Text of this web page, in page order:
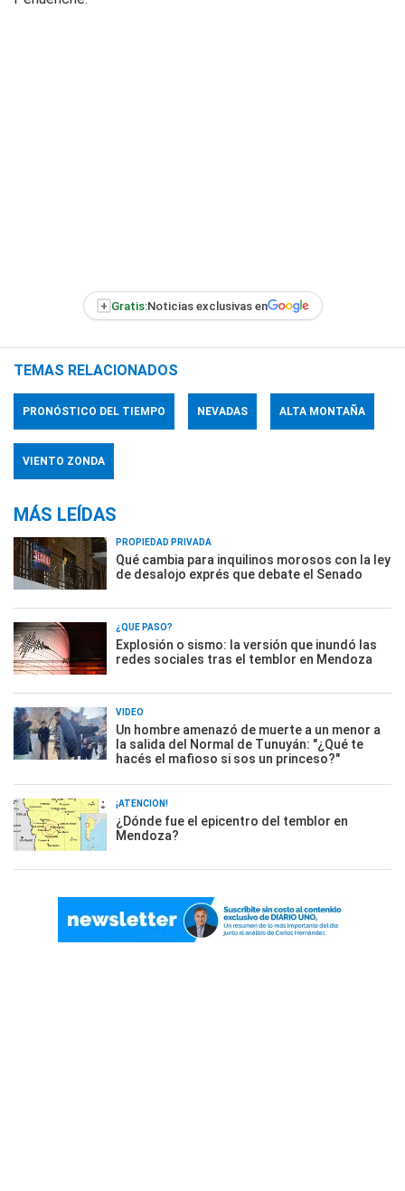
+ Gratis:Noticias exclusivas en
TEMAS RELACIONADOS
PRONÓSTICO DEL TIEMPO NEVADAS ALTA MONTAÑA
VIENTO ZONDA
MÁS LEÍDAS
PROPIEDAD PRIVADA
Qué cambia para inquilinos morosos con la ley
de desalojo exprés que debate el Senado
¿QUÉ PASÓ?
Explosión o sismo: la versión que inundó las
redes sociales tras el temblor en Mendoza
VIDEO
Un hombre amenazó de muerte a un menor a
la salida del Normal de Tunuyán: "¿Qué te
hacés el mafioso si sos un princeso?"
¡ATENCIÓN!
¿Dónde fue el epicentro del temblor en
Mendoza?